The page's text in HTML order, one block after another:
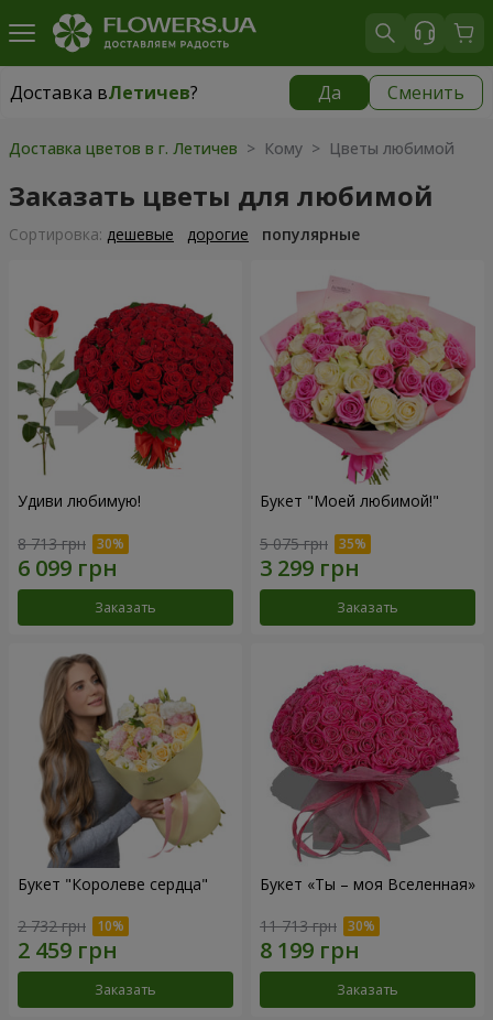
Доставка вЛетичев? Да Сменить
Доставка вЛетичев|
Доставка цветов в г. Летичев > Кому > Цветы любимой
Заказать цветы для любимой
Cортировка: дешевые дорогие популярные
Удиви любимую!
8 713 грн
Заказать
Букет "Моей любимой!"
5 075 грн
Заказать
Букет "Королеве сердца"
2 732 грн
Заказать
Букет «Ты – моя Вселенная»
11 713 грн
Заказать